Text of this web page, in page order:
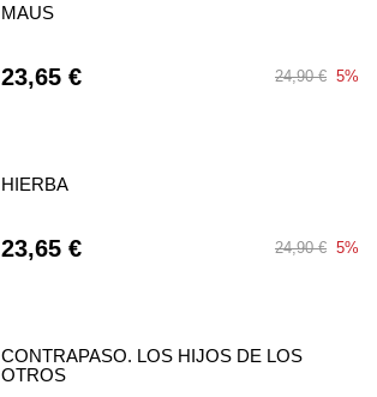
MAUS
23,65 € 24,90 € 5%
HIERBA
23,65 € 24,90 € 5%
CONTRAPASO. LOS HIJOS DE LOS
OTROS